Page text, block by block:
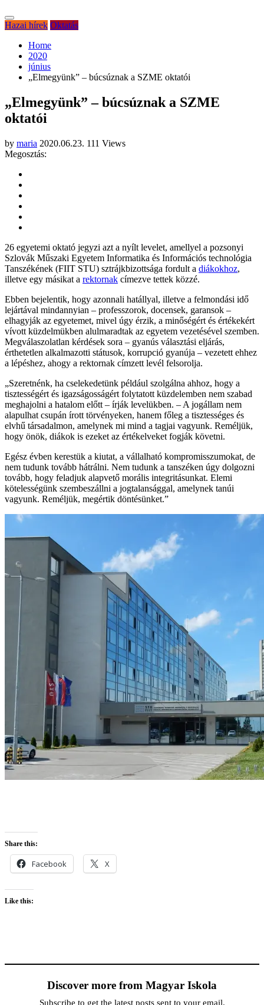
Hazai hírek Oktatás
Home
2020
június
„Elmegyünk” – búcsúznak a SZME oktatói
„Elmegyünk” – búcsúznak a SZME
oktatói
by maria 2020.06.23. 111 Views
Megosztás:
26 egyetemi oktató jegyzi azt a nyílt levelet, amellyel a pozsonyi
Szlovák Műszaki Egyetem Informatika és Információs technológia
Tanszékének (FIIT STU) sztrájkbizottsága fordult a diákokhoz,
illetve egy másikat a rektornak címezve tettek közzé.
Ebben bejelentik, hogy azonnali hatállyal, illetve a felmondási idő
lejártával mindannyian – professzorok, docensek, garansok –
elhagyják az egyetemet, mivel úgy érzik, a minőségért és értékekért
vívott küzdelmükben alulmaradtak az egyetem vezetésével szemben.
Megválaszolatlan kérdések sora – gyanús választási eljárás,
érthetetlen alkalmazotti státusok, korrupció gyanúja – vezetett ehhez
a lépéshez, ahogy a rektornak címzett levél felsorolja.
„Szeretnénk, ha cselekedetünk például szolgálna ahhoz, hogy a
tisztességért és igazságosságért folytatott küzdelemben nem szabad
meghajolni a hatalom előtt – írják levelükben. – A jogállam nem
alapulhat csupán írott törvényeken, hanem főleg a tisztességes és
elvhű társadalmon, amelynek mi mind a tagjai vagyunk. Reméljük,
hogy önök, diákok is ezeket az értékelveket fogják követni.
Egész évben kerestük a kiutat, a vállalható kompromisszumokat, de
nem tudunk tovább hátrálni. Nem tudunk a tanszéken úgy dolgozni
tovább, hogy feladjuk alapvető morális integritásunkat. Elemi
kötelességünk szembeszállni a jogtalansággal, amelynek tanúi
vagyunk. Reméljük, megértik döntésünket.”
Share this:
Facebook X
Like this:
Discover more from Magyar Iskola
Subscribe to get the latest posts sent to your email.